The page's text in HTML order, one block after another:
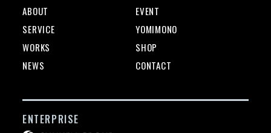
ABOUT
EVENT
SERVICE
YOMIMONO
WORKS
SHOP
NEWS
CONTACT
ENTERPRISE